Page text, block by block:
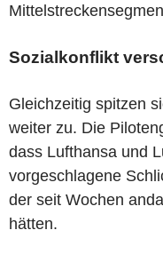
Sozialkonflikt
Gleichzeitig spitzen
weiter zu. Die
dass Lufthansa und
vorgeschlagene
der seit Wochen
hätten.